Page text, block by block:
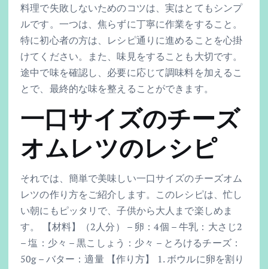
料理で失敗しないためのコツは、実はとてもシンプ
ルです。一つは、焦らずに丁寧に作業をすること。
特に初心者の方は、レシピ通りに進めることを心掛
けてください。また、味見をすることも大切です。
途中で味を確認し、必要に応じて調味料を加えるこ
とで、最終的な味を整えることができます。
一口サイズのチーズ
オムレツのレシピ
それでは、簡単で美味しい一口サイズのチーズオム
レツの作り方をご紹介します。このレシピは、忙し
い朝にもピッタリで、子供から大人まで楽しめま
す。 【材料】（2人分） – 卵：4個 – 牛乳：大さじ2
– 塩：少々 – 黒こしょう：少々 – とろけるチーズ：
50g – バター：適量 【作り方】 1. ボウルに卵を割り